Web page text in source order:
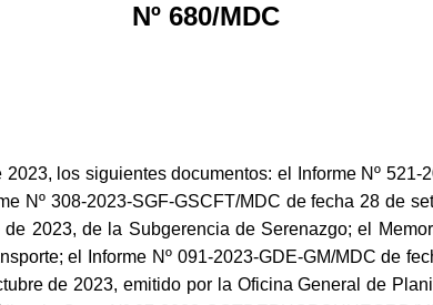
Nº 680/MDC
los siguientes documentos: el Informe Nº
Nº 308-2023-SGF-GSCFT/MDC de fecha 28 de
2023, de la Subgerencia de Serenazgo; el
el Informe Nº 091-2023-GDE-GM/MDC de
de 2023, emitido por la Oficina General de